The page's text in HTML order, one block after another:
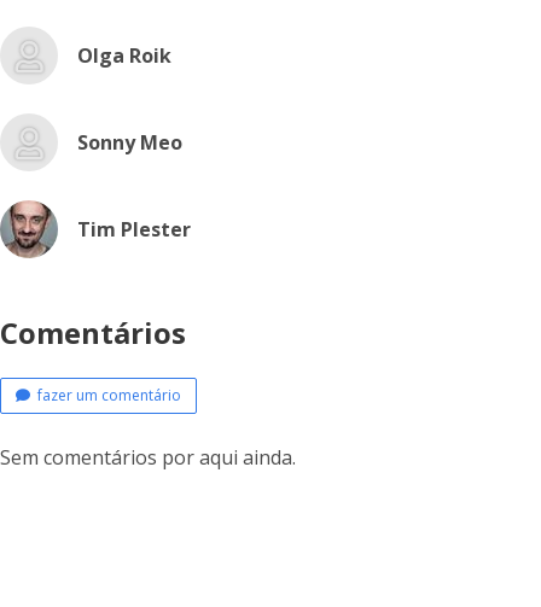
Olga Roik
Sonny Meo
Tim Plester
Comentários
fazer um comentário
Sem comentários por aqui ainda.